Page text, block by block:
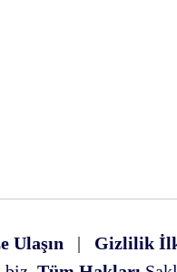
Ulaşın | Gizlilik